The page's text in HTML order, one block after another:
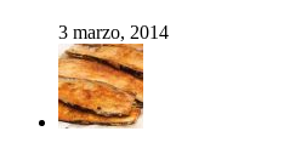
3 marzo, 2014